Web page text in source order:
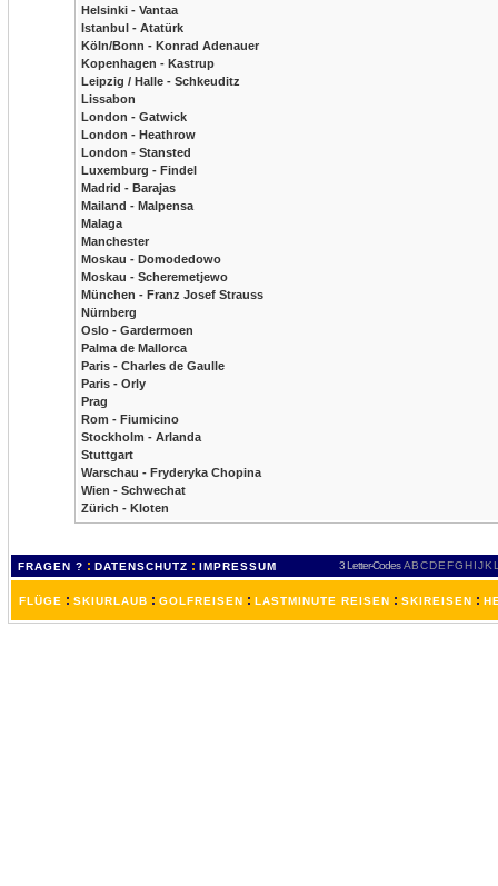
Helsinki - Vantaa
Istanbul - Atatürk
Köln/Bonn - Konrad Adenauer
Kopenhagen - Kastrup
Leipzig / Halle - Schkeuditz
Lissabon
London - Gatwick
London - Heathrow
London - Stansted
Luxemburg - Findel
Madrid - Barajas
Mailand - Malpensa
Malaga
Manchester
Moskau - Domodedowo
Moskau - Scheremetjewo
München - Franz Josef Strauss
Nürnberg
Oslo - Gardermoen
Palma de Mallorca
Paris - Charles de Gaulle
Paris - Orly
Prag
Rom - Fiumicino
Stockholm - Arlanda
Stuttgart
Warschau - Fryderyka Chopina
Wien - Schwechat
Zürich - Kloten
FRAGEN ? : DATENSCHUTZ : IMPRESSUM 3 Letter-Codes ABCDEFGH IJKL
FLÜGE : SKIURLAUB : GOLFREISEN : LASTMINUTE REISEN : SKIREISEN :